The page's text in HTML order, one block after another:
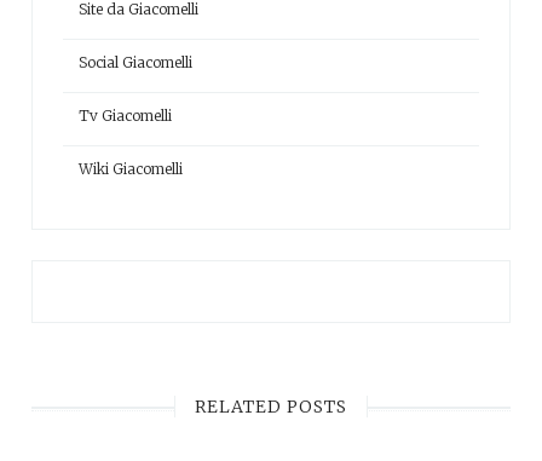
Site da Giacomelli
Social Giacomelli
Tv Giacomelli
Wiki Giacomelli
RELATED POSTS